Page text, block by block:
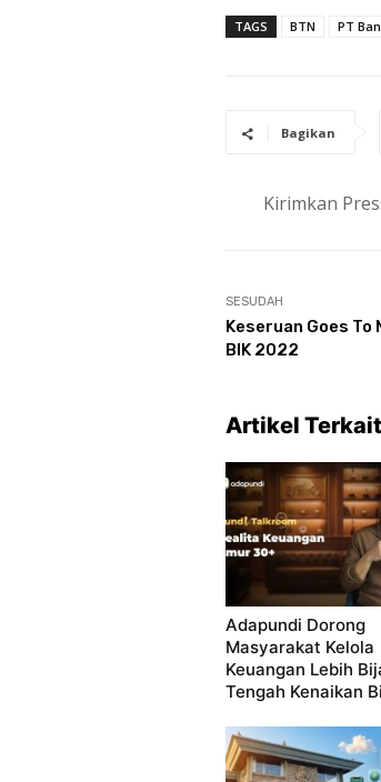
TAGS BTN PT
Bagikan
Kirimkan
SESUDAH
Keseruan Goes To
BIK 2022
Artikel Terkait
Adapundi Dorong
Masyarakat Kelola
Keuangan Lebih
Tengah Kenaikan